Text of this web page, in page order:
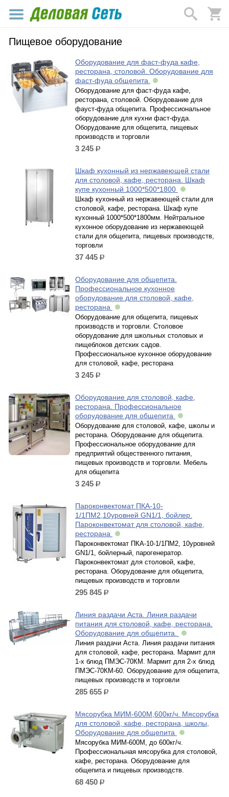
Пищевое оборудование
Оборудование для фаст-фуда кафе,
ресторана, столовой. Оборудование для
фаст-фуда общепита
Оборудование для фаст-фуда кафе,
ресторана, столовой. Оборудование для
фауст-фуда общепита. Профессиональное
оборудование для кухни фаст-фуда.
Оборудование для общепита, пищевых
производств и торговли
3 245 р.
Шкаф кухонный из нержавеющей стали
для столовой, кафе, ресторана. Шкаф
купе кухонный 1000*500*1800
Шкаф кухонный из нержавеющей стали для
столовой, кафе, ресторана. Шкаф купе
кухонный 1000*500*1800мм. Нейтральное
кухонное оборудование из нержавеющей
стали для общепита, пищевых производств,
торговли
37 445 р.
Оборудование для общепита.
Профессиональное кухонное
оборудование для столовой, кафе,
ресторана
Оборудование для общепита, пищевых
производств и торговли. Столовое
оборудование для школьных столовых и
пищеблоков детских садов.
Профессиональное кухонное оборудование
для столовой, кафе, ресторана
3 245 р.
Оборудование для столовой, кафе,
ресторана. Профессиональное
оборудование для общепита
Оборудование для столовой, кафе, школы и
ресторана. Оборудование для общепита.
Профессиональное оборудование для
предприятий общественного питания,
пищевых производств и торговли. Мебель
для общепита
3 245 р.
Пароконвектомат ПКА-10-
1/1ПМ2,10уровней GN1/1, бойлер.
Пароконвектомат для столовой, кафе,
ресторана
Пароконвектомат ПКА-10-1/1ПМ2, 10уровней
GN1/1, бойлерный, парогенератор.
Пароконвектомат для столовой, кафе,
ресторана. Оборудование для общепита,
пищевых производств и торговли
295 845 р.
Линия раздачи Аста. Линия раздачи
питания для столовой, кафе, ресторана.
Оборудование для общепита.
Линия раздачи Аста. Линия раздачи питания
для столовой, кафе, ресторана. Мармит для
1-х блюд ПМЭС-70КМ. Мармит для 2-х блюд
ПМЭС-70КМ-60. Оборудование для общепита,
пищевых производств и торговли
285 655 р.
Мясорубка МИМ-600М,600кг/ч. Мясорубка
для столовой, кафе, ресторана, школы,
Оборудование для общепита
Мясорубка МИМ-600М, до 600кг/ч.
Профессиональная мясорубка для столовой,
кафе, ресторана. Оборудование для
общепита и пищевых производств.
68 450 р.